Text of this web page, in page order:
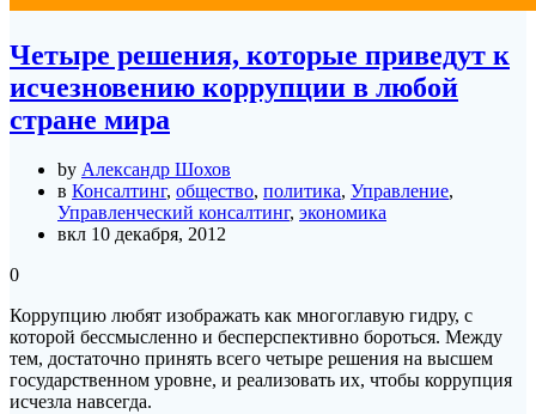
Четыре решения, которые приведут к
исчезновению коррупции в любой
стране мира
by Александр Шохов
в Консалтинг, общество, политика, Управление,
Управленческий консалтинг, экономика
вкл 10 декабря, 2012
0
Коррупцию любят изображать как многоглавую гидру, с
которой бессмысленно и бесперспективно бороться. Между
тем, достаточно принять всего четыре решения на высшем
государственном уровне, и реализовать их, чтобы коррупция
исчезла навсегда.